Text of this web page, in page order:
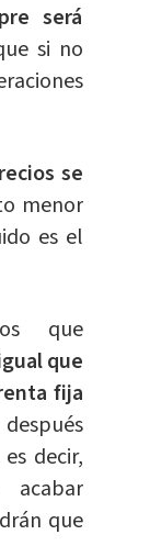
será
si no
se
menor
es el
que
que
fija
decir,
que